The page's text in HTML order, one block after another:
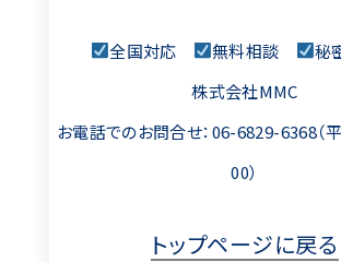
全国対応 無料相談
秘
株式会社MMC
お電話でのお問合せ：06-6829-6368（平
00）
トップページに戻る